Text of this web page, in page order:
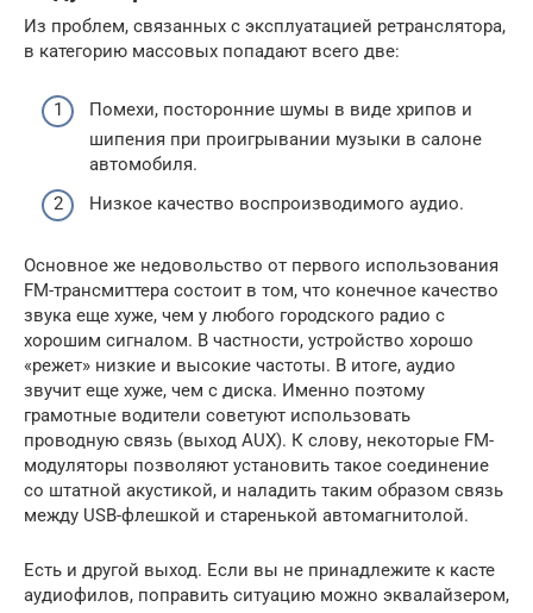
Из проблем, связанных с эксплуатацией ретранслятора,
в категорию массовых попадают всего две:
Помехи, посторонние шумы в виде хрипов и
шипения при проигрывании музыки в салоне
автомобиля.
Низкое качество воспроизводимого аудио.
Основное же недовольство от первого использования
FM-трансмиттера состоит в том, что конечное качество
звука еще хуже, чем у любого городского радио с
хорошим сигналом. В частности, устройство хорошо
«режет» низкие и высокие частоты. В итоге, аудио
звучит еще хуже, чем с диска. Именно поэтому
грамотные водители советуют использовать
проводную связь (выход AUX). К слову, некоторые FM-
модуляторы позволяют установить такое соединение
со штатной акустикой, и наладить таким образом связь
между USB-флешкой и старенькой автомагнитолой.
Есть и другой выход. Если вы не принадлежите к касте
аудиофилов, поправить ситуацию можно эквалайзером,